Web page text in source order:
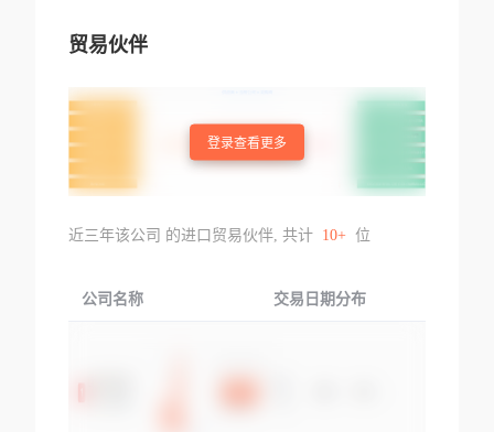
贸易伙伴
登录查看更多
近三年该公司 的进口贸易伙伴, 共计 10+ 位
公司名称 交易日期分布